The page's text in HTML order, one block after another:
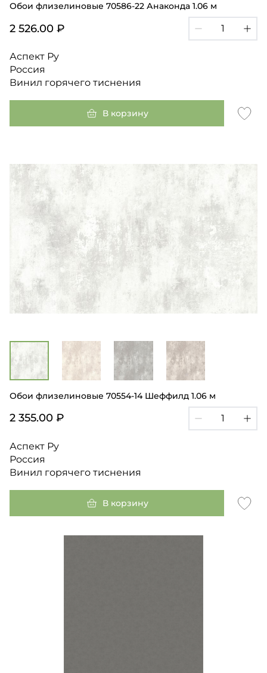
Обои флизелиновые 70586-22 Анаконда 1.06 м
2 526.00 ₽
Аспект Ру
Россия
Винил горячего тиснения
В корзину
Обои флизелиновые 70554-14 Шеффилд 1.06 м
2 355.00 ₽
Аспект Ру
Россия
Винил горячего тиснения
В корзину